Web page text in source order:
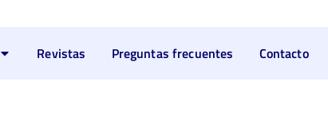
Revistas Preguntas frecuentes Contacto